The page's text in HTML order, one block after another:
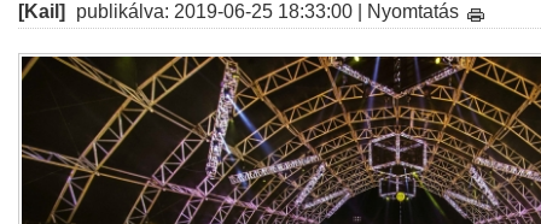
[Kail] publikálva: 2019-06-25 18:33:00 | Nyomtatás